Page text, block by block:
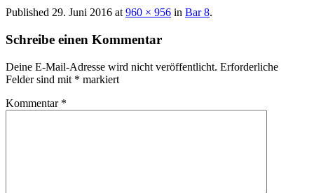
Published 29. Juni 2016 at 960 × 956 in Bar 8.
Schreibe einen Kommentar
Deine E-Mail-Adresse wird nicht veröffentlicht. Erforderliche
Felder sind mit * markiert
Kommentar *